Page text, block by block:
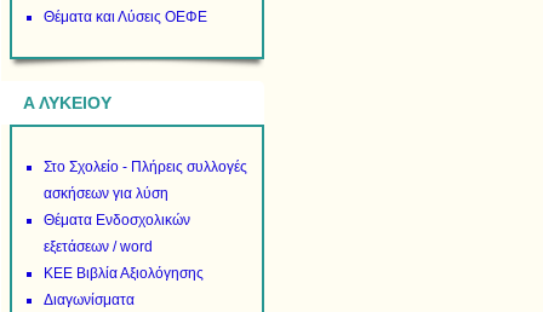
Θέματα και Λύσεις ΟΕΦΕ
Α ΛΥΚΕΙΟΥ
Στο Σχολείο - Πλήρεις συλλογές
ασκήσεων για λύση
Θέματα Ενδοσχολικών
εξετάσεων / word
ΚΕΕ Βιβλία Αξιολόγησης
Διαγωνίσματα